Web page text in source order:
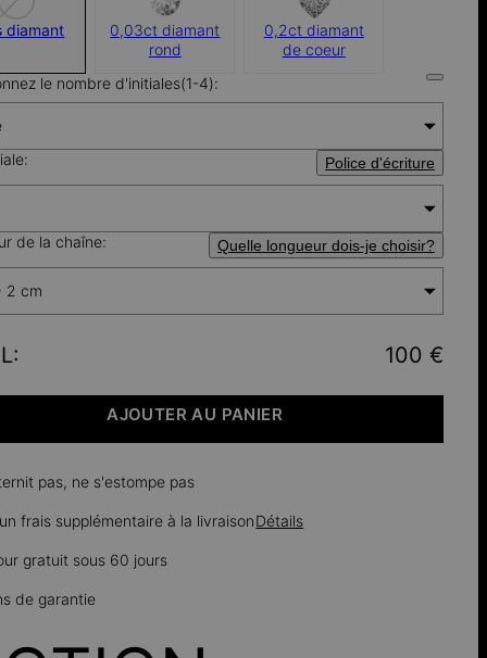
diamant
0,03ct diamant
rond
0,2ct diamant
de coeur
le nombre d'initiales(1-4):
Police d'écriture
de la chaîne:
Quelle longueur dois-je choisir?
2 cm
: 100 €
AJOUTER AU PANIER
pas, ne s'estompe pas
frais supplémentaire à la livraisonDétails
gratuit sous 60 jours
de garantie